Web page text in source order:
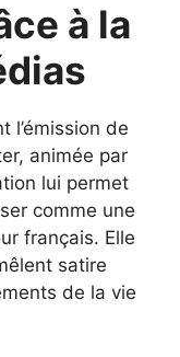
à la
l’émission de
animée par
lui permet
comme une
français. Elle
satire
de la vie